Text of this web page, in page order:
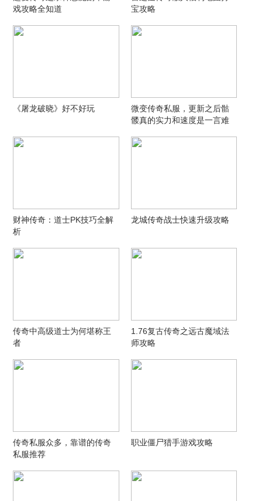
戏攻略全知道
宝攻略
《屠龙破晓》好不好玩
微变传奇私服，更新之后骷
髅真的实力和速度是一言难
财神传奇：道士PK技巧全解
析
龙城传奇战士快速升级攻略
传奇中高级道士为何堪称王
者
1.76复古传奇之远古魔域法
师攻略
传奇私服众多，靠谱的传奇
私服推荐
职业僵尸猎手游戏攻略